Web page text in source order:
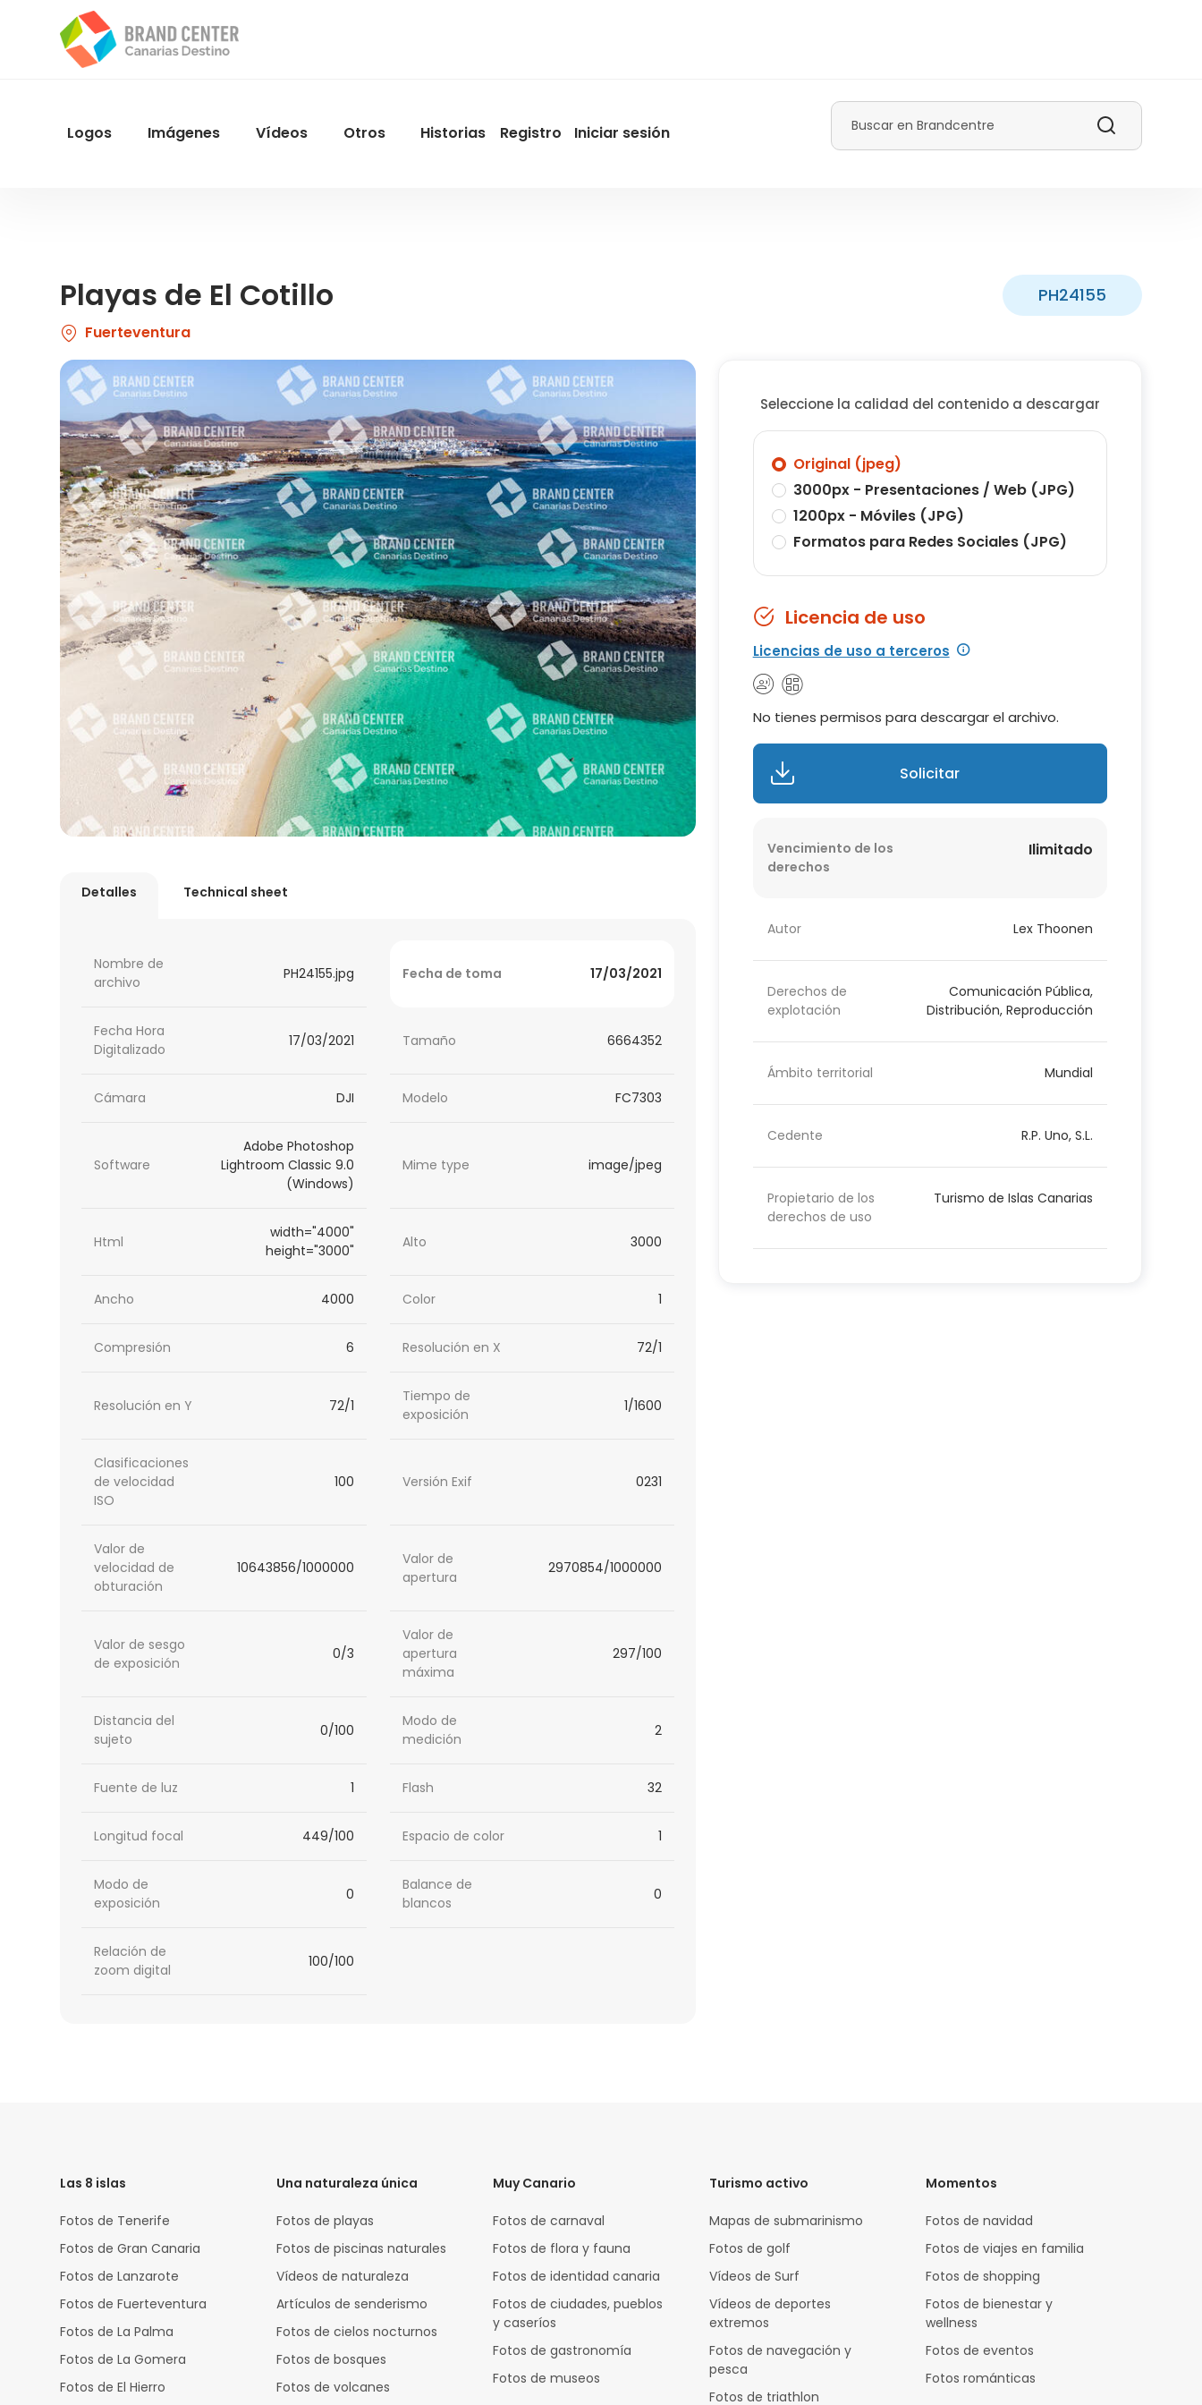
contenido
Menu
Logos Imágenes Vídeos Otros Historias
User
Registro Iniciar sesión
Buscar
Playas de El Cotillo PH24155
Fuerteventura
Detalles Technical sheet
Nombre de
archivo
PH24155.jpg Fecha de toma 17/03/2021
Fecha Hora
Digitalizado
17/03/2021 Tamaño 6664352
Cámara DJI Modelo FC7303
Software
Adobe Photoshop
Lightroom Classic 9.0
(Windows)
Mime type image/jpeg
Html
width="4000"
height="3000"
Alto 3000
Ancho 4000 Color 1
Compresión 6 Resolución en X 72/1
Resolución en Y 72/1
Tiempo de
exposición
1/1600
Clasificaciones
de velocidad
ISO
100 Versión Exif 0231
Valor de
velocidad de
obturación
10643856/1000000
Valor de
apertura
2970854/1000000
Valor de sesgo
de exposición
0/3
Valor de
apertura
máxima
297/100
Distancia del
sujeto
0/100
Modo de
medición
2
Fuente de luz 1 Flash 32
Longitud focal 449/100 Espacio de color 1
Modo de
exposición
0
Balance de
blancos
0
Relación de
zoom digital
100/100
Seleccione la calidad del contenido a descargar
Original (jpeg)
3000px - Presentaciones / Web (JPG)
1200px - Móviles (JPG)
Formatos para Redes Sociales (JPG)
Licencia de uso
Licencias de uso a terceros
No tienes permisos para descargar el archivo.
Solicitar
Vencimiento de los
derechos
Ilimitado
Autor Lex Thoonen
Derechos de
explotación
Comunicación Pública,
Distribución, Reproducción
Ámbito territorial Mundial
Cedente R.P. Uno, S.L.
Propietario de los
derechos de uso
Turismo de Islas Canarias
Las 8 islas
Fotos de Tenerife
Fotos de Gran Canaria
Fotos de Lanzarote
Fotos de Fuerteventura
Fotos de La Palma
Fotos de La Gomera
Fotos de El Hierro
Una naturaleza única
Fotos de playas
Fotos de piscinas naturales
Vídeos de naturaleza
Artículos de senderismo
Fotos de cielos nocturnos
Fotos de bosques
Fotos de volcanes
Muy Canario
Fotos de carnaval
Fotos de flora y fauna
Fotos de identidad canaria
Fotos de ciudades, pueblos
y caseríos
Fotos de gastronomía
Fotos de museos
Turismo activo
Mapas de submarinismo
Fotos de golf
Vídeos de Surf
Vídeos de deportes
extremos
Fotos de navegación y
pesca
Fotos de triathlon
Momentos
Fotos de navidad
Fotos de viajes en familia
Fotos de shopping
Fotos de bienestar y
wellness
Fotos de eventos
Fotos románticas